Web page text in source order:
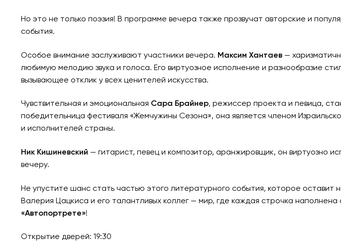
Но это не только поэзия! В программе вечера также прозвучат авторские и
события.
Особое внимание заслуживают участники вечера. Максим Хантаев—
любимую мелодию звука и голоса. Его виртуозное исполнение и разнообразие
вызывающее отклик у всех ценителей искусства.
Чувствительная и эмоциональная Сара Брайнер, режиссер проекта и певица,
победительница фестиваля «Жемчужины Сезона», она является членом
и исполнителей страны.
Ник Кишиневский — гитарист, певец и композитор, аранжировщик, он виртуозно
вечеру.
Не упустите шанс стать частью этого литературного события, которое
Валерия Цацкиса и его талантливых коллег — мир, где каждая строчка
«Автопортрете»!
Открытие дверей: 19:30